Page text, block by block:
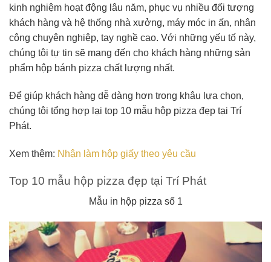
kinh nghiệm hoạt động lâu năm, phục vụ nhiều đối tượng
khách hàng và hệ thống nhà xưởng, máy móc in ấn, nhân
công chuyên nghiệp, tay nghề cao. Với những yếu tố này,
chúng tôi tự tin sẽ mang đến cho khách hàng những sản
phẩm hộp bánh pizza chất lượng nhất.
Để giúp khách hàng dễ dàng hơn trong khâu lựa chọn,
chúng tôi tổng hợp lại top 10 mẫu hộp pizza đẹp tại Trí
Phát.
Xem thêm: Nhận làm hộp giấy theo yêu cầu
Top 10 mẫu hộp pizza đẹp tại Trí Phát
Mẫu in hộp pizza số 1